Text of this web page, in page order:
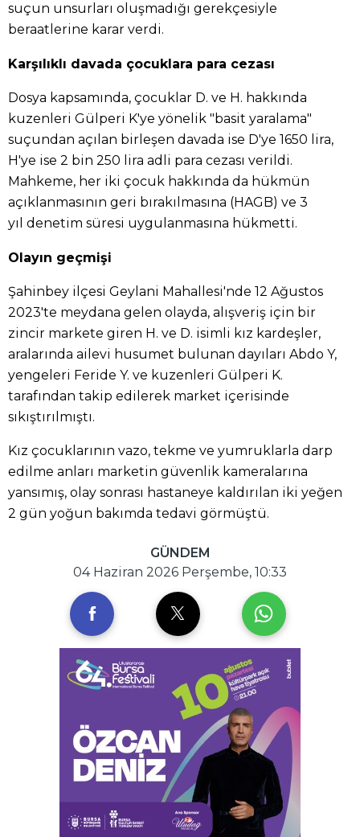
suçun unsurları oluşmadığı gerekçesiyle
beraatlerine karar verdi.
Karşılıklı davada çocuklara para cezası
Dosya kapsamında, çocuklar D. ve H. hakkında
kuzenleri Gülperi K'ye yönelik "basit yaralama"
suçundan açılan birleşen davada ise D'ye 1650 lira,
H'ye ise 2 bin 250 lira adli para cezası verildi.
Mahkeme, her iki çocuk hakkında da hükmün
açıklanmasının geri bırakılmasına (HAGB) ve 3
yıl denetim süresi uygulanmasına hükmetti.
Olayın geçmişi
Şahinbey ilçesi Geylani Mahallesi'nde 12 Ağustos
2023'te meydana gelen olayda, alışveriş için bir
zincir markete giren H. ve D. isimli kız kardeşler,
aralarında ailevi husumet bulunan dayıları Abdo Y,
yengeleri Feride Y. ve kuzenleri Gülperi K.
tarafından takip edilerek market içerisinde
sıkıştırılmıştı.
Kız çocuklarının vazo, tekme ve yumruklarla darp
edilme anları marketin güvenlik kameralarına
yansımış, olay sonrası hastaneye kaldırılan iki yeğen
2 gün yoğun bakımda tedavi görmüştü.
GÜNDEM
04 Haziran 2026 Perşembe, 10:33